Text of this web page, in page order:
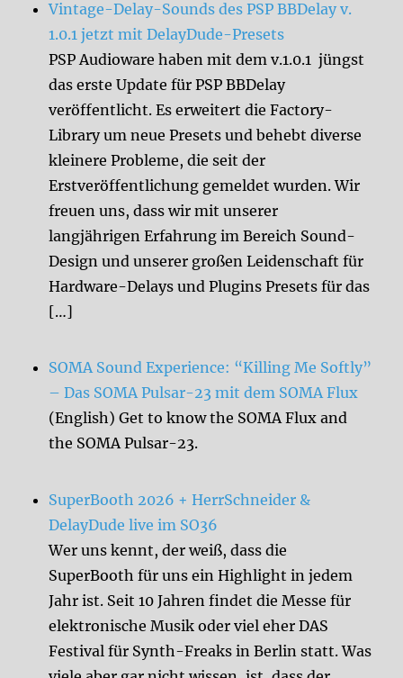
Vintage-Delay-Sounds des PSP BBDelay v.
1.0.1 jetzt mit DelayDude-Presets
PSP Audioware haben mit dem v.1.0.1 jüngst
das erste Update für PSP BBDelay
veröffentlicht. Es erweitert die Factory-
Library um neue Presets und behebt diverse
kleinere Probleme, die seit der
Erstveröffentlichung gemeldet wurden. Wir
freuen uns, dass wir mit unserer
langjährigen Erfahrung im Bereich Sound-
Design und unserer großen Leidenschaft für
Hardware-Delays und Plugins Presets für das
[…]
SOMA Sound Experience: “Killing Me Softly”
– Das SOMA Pulsar-23 mit dem SOMA Flux
(English) Get to know the SOMA Flux and
the SOMA Pulsar-23.
SuperBooth 2026 + HerrSchneider &
DelayDude live im SO36
Wer uns kennt, der weiß, dass die
SuperBooth für uns ein Highlight in jedem
Jahr ist. Seit 10 Jahren findet die Messe für
elektronische Musik oder viel eher DAS
Festival für Synth-Freaks in Berlin statt. Was